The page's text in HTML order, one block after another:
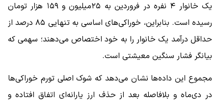
یک خانوار ۴ نفره در فروردین به ۲۵‌میلیون و ۱۵۹ هزار تومان
رسیده است. بنابراین، خوراکی‌های اساسی به تنهایی ۸۵ درصد از
حداقل درآمد یک خانوار را به خود اختصاص می‌دهند؛ سهمی که
بیانگر فشار سنگین معیشتی است.
مجموع این داده‌ها نشان می‌دهد که شوک اصلی تورم خوراکی‌ها
در دی‌ماه و بلافاصله بعد از حذف ارز یارانه‌ای اتفاق افتاده و